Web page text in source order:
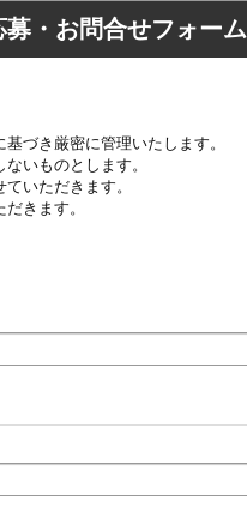
・お問合せフォーム
づき厳密に管理いたします。
いものとします。
いただきます。
きます。